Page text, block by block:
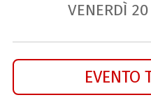
VENERDÌ 20
EVENTO